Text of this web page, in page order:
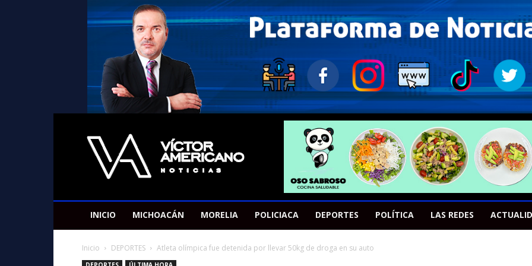
Americano
Victor
INICIO MICHOACÁN MORELIA POLICIACA DEPORTES POLÍTICA LAS REDES
Inicio DEPORTES Atleta olímpica fue detenida por llevar 50kg de droga en su auto